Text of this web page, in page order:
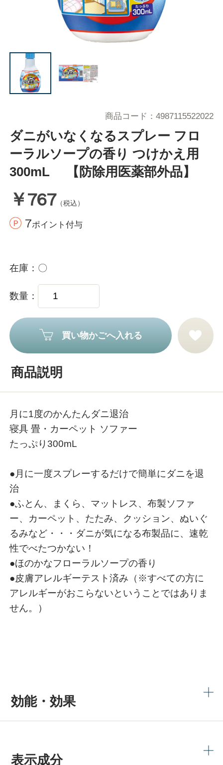
ダニがいなくなるスプレー フロ
ーラルソープの香り つけかえ用
300mL 【防除用医薬部外品】
￥767 （税込）
7ポイント付与
商品コード 4987115522022
在庫 〇
数量
買い物かごへ入れる
商品説明
月に1度のかんたんダニ退治
寝具 畳・カーペット ソファー
たっぷり300mL
●月に一度スプレーするだけで簡単にダニを退
治
●ふとん、まくら、マットレス、布製ソファ
ー、カーペット、たたみ、クッション、ぬいぐ
るみなど・・・ダニが気になる布製品に、速乾
性でべたつかない！
●ほのかなフローラルソープの香り
●皮膚アレルギーテスト済み（※すべての方に
アレルギーがおこらないということではありま
せん。）
効能・効果
表示成分